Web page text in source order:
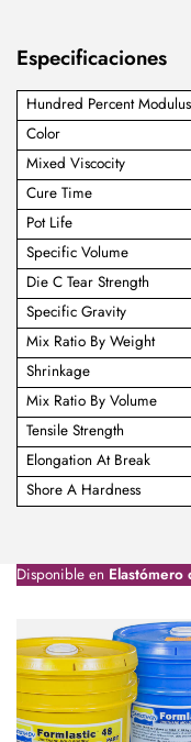
Especificaciones
Hundred Percent Modulus
Color
Mixed Viscocity
Cure Time
Pot Life
Specific Volume
Die C Tear Strength
Specific Gravity
Mix Ratio By Weight
Shrinkage
Mix Ratio By Volume
Tensile Strength
Elongation At Break
Shore A Hardness
Disponible en